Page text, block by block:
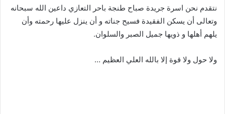
نتقدم نحن اسرة جريدة صباح طنجة باحر التعازي داعين الله سبحانه
وتعالى أن يسكن الفقيدة فسيح جناته و أن ينزل عليها رحمته وأن
يلهم أهلها و ذويها جميل الصبر والسلوان.
ولا حول ولا قوة إلا بالله العلي العظيم …